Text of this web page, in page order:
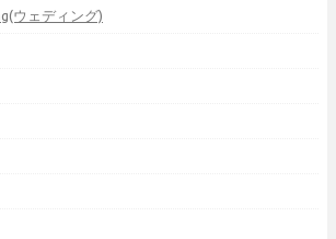
ウェディング)